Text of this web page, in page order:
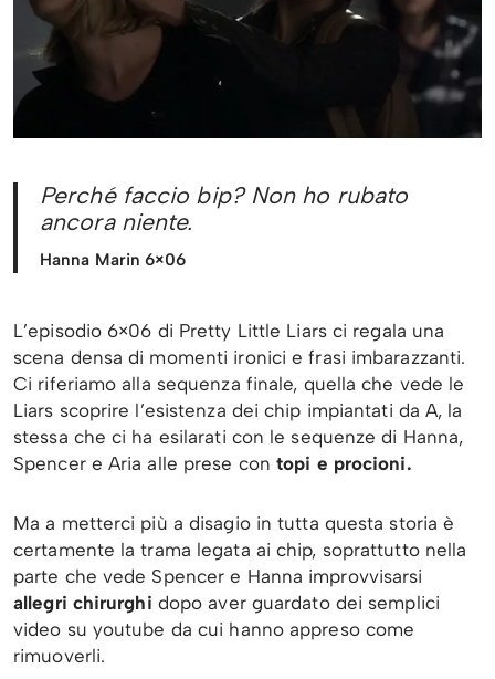
Perché faccio bip? Non ho rubato
ancora niente.
Hanna Marin 6×06
L’episodio 6×06 di Pretty Little Liars ci regala una
scena densa di momenti ironici e frasi imbarazzanti.
Ci riferiamo alla sequenza finale, quella che vede le
Liars scoprire l’esistenza dei chip impiantati da A, la
stessa che ci ha esilarati con le sequenze di Hanna,
Spencer e Aria alle prese contopi e procioni.
Ma a metterci più a disagio in tutta questa storia è
certamente la trama legata ai chip, soprattutto nella
parte che vede Spencer e Hanna improvvisarsi
allegri chirurghi dopo aver guardato dei semplici
video su youtube da cui hanno appreso come
rimuoverli.